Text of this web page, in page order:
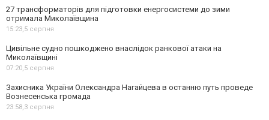
27 трансформаторів для підготовки енергосистеми до зими
отримала Миколаївщина
15:23,5 серпня
Цивільне судно пошкоджено внаслідок ранкової атаки на
Миколаївщині
07:20,5 серпня
Захисника України Олександра Нагайцева в останню путь проведе
Вознесенська громада
23:58,3 серпня